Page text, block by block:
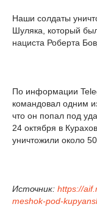
Наши солдаты
Шуляка, который
нациста Роберта
По информации
командовал одним
что он попал под
24 октября в
уничтожили около
Источник: https://
meshok-pod-